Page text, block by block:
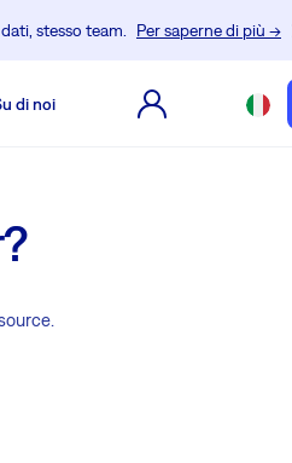
stesso team. Per saperne di più →
di noi